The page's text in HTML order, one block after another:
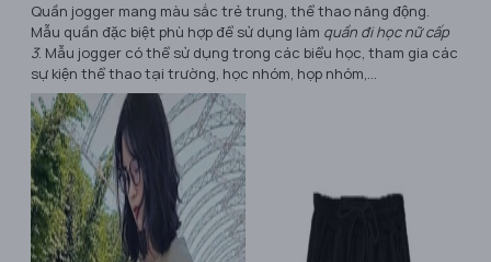
Quần jogger mang màu sắc trẻ trung, thể thao năng động.
Mẫu quần đặc biệt phù hợp để sử dụng làm quần đi học nữ cấp
3. Mẫu jogger có thể sử dụng trong các biểu học, tham gia các
sự kiện thể thao tại trường, học nhóm, họp nhóm,...